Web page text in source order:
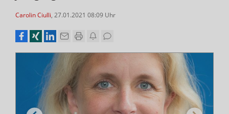
Carolin Ciulli, 27.01.2021 08:09 Uhr